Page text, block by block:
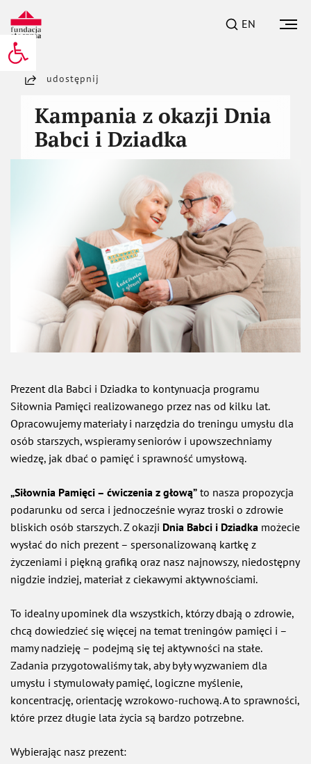
Otwórz pasek narzędzi
EN
Kampania z okazji Dnia
Babci i Dziadka
udostępnij
Prezent dla Babci i Dziadka to kontynuacja programu
Siłownia Pamięci realizowanego przez nas od kilku lat.
Opracowujemy materiały i narzędzia do treningu umysłu dla
osób starszych, wspieramy seniorów i upowszechniamy
wiedzę, jak dbać o pamięć i sprawność umysłową.
„Siłownia Pamięci – ćwiczenia z głową” to nasza propozycja
podarunku od serca i jednocześnie wyraz troski o zdrowie
bliskich osób starszych. Z okazji Dnia Babci i Dziadka możecie
wysłać do nich prezent – spersonalizowaną kartkę z
życzeniami i piękną grafiką oraz nasz najnowszy, niedostępny
nigdzie indziej, materiał z ciekawymi aktywnościami.
To idealny upominek dla wszystkich, którzy dbają o zdrowie,
chcą dowiedzieć się więcej na temat treningów pamięci i –
mamy nadzieję – podejmą się tej aktywności na stałe.
Zadania przygotowaliśmy tak, aby były wyzwaniem dla
umysłu i stymulowały pamięć, logiczne myślenie,
koncentrację, orientację wzrokowo-ruchową. A to sprawności,
które przez długie lata życia są bardzo potrzebne.
Wybierając nasz prezent: